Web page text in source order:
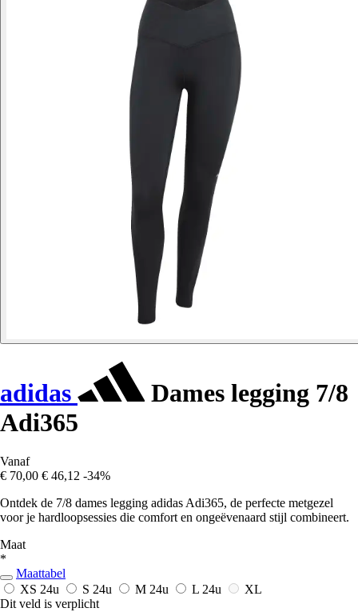
adidas
Dames legging 7/8
Adi365
Vanaf
€ 70,00 € 46,12 -34%
Ontdek de 7/8 dames legging adidas Adi365, de perfecte metgezel
voor je hardloopsessies die comfort en ongeëvenaard stijl combineert.
Maat
*
Maattabel
XS 24u S 24u M 24u L 24u
XL
Dit veld is verplicht